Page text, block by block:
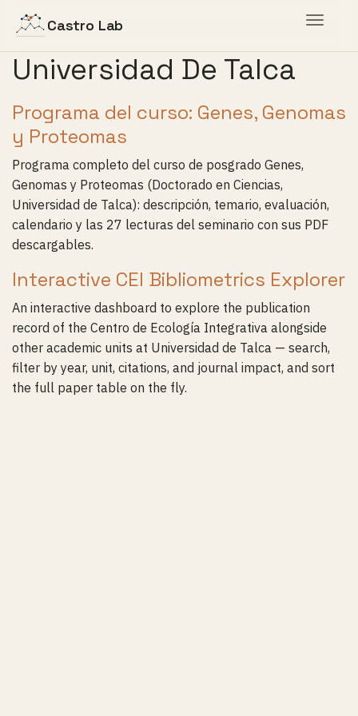
Toggle
Castro Lab
Universidad De Talca
Programa del curso: Genes, Genomas
y Proteomas
Programa completo del curso de posgrado Genes,
Genomas y Proteomas (Doctorado en Ciencias,
Universidad de Talca): descripción, temario, evaluación,
calendario y las 27 lecturas del seminario con sus PDF
descargables.
Interactive CEI Bibliometrics Explorer
An interactive dashboard to explore the publication
record of the Centro de Ecología Integrativa alongside
other academic units at Universidad de Talca — search,
filter by year, unit, citations, and journal impact, and sort
the full paper table on the fly.